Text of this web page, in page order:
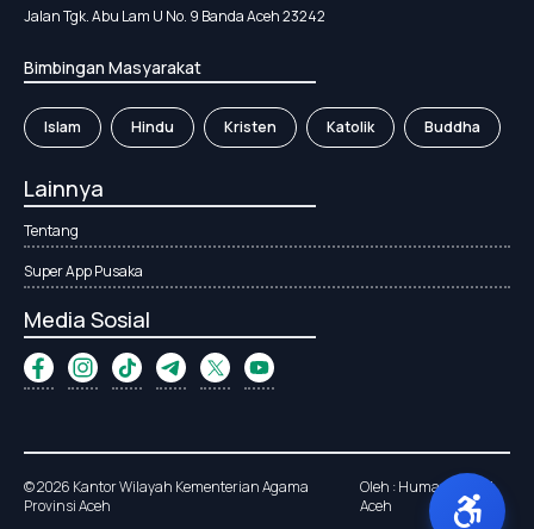
Jalan Tgk. Abu Lam U No. 9 Banda Aceh 23242
Bimbingan Masyarakat
Islam Hindu Kristen Katolik Buddha
Lainnya
Tentang
Super App Pusaka
Media Sosial
© 2026 Kantor Wilayah Kementerian Agama
Provinsi Aceh
Oleh : Humas Kanwil
Aceh